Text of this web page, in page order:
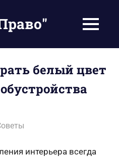
МЕНЮ
белый цвет
интерьера всегда